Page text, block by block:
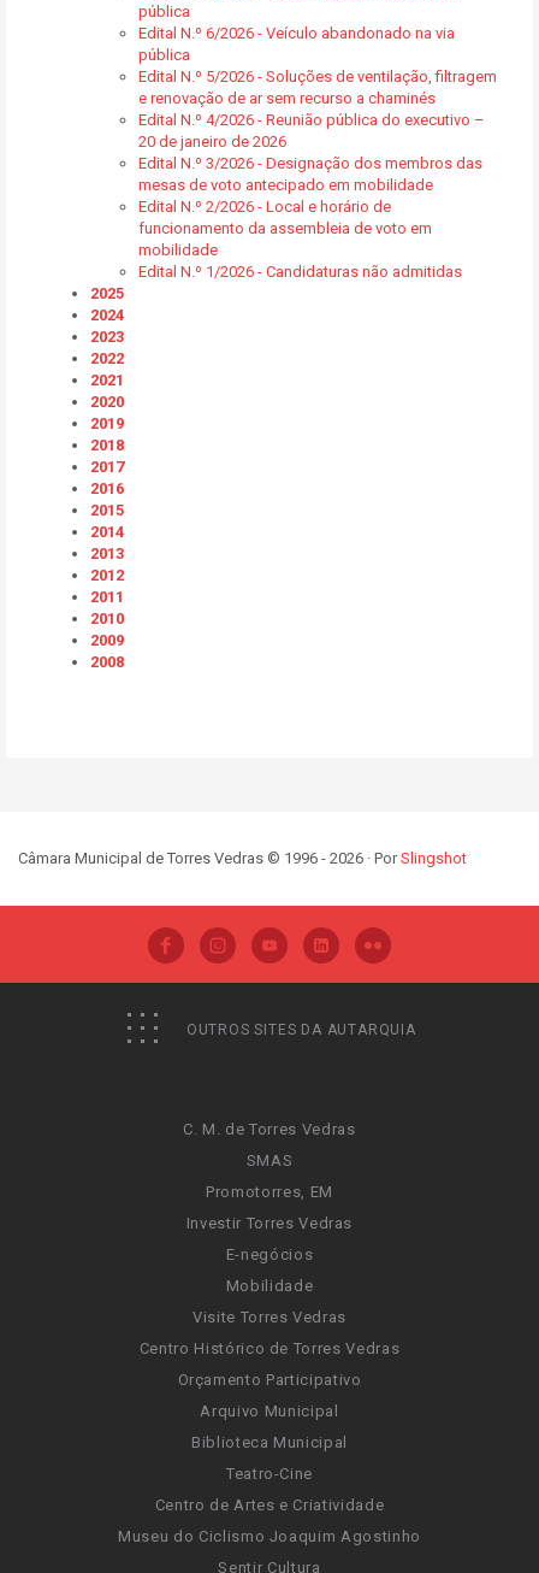
pública
Edital N.º 6/2026 - Veículo abandonado na via
pública
Edital N.º 5/2026 - Soluções de ventilação, filtragem
e renovação de ar sem recurso a chaminés
Edital N.º 4/2026 - Reunião pública do executivo –
20 de janeiro de 2026
Edital N.º 3/2026 - Designação dos membros das
mesas de voto antecipado em mobilidade
Edital N.º 2/2026 - Local e horário de
funcionamento da assembleia de voto em
mobilidade
Edital N.º 1/2026 - Candidaturas não admitidas
2025
2024
2023
2022
2021
2020
2019
2018
2017
2016
2015
2014
2013
2012
2011
2010
2009
2008
Câmara Municipal de Torres Vedras © 1996 - 2026 · PorSlingshot
OUTROS SITES DA AUTARQUIA
C. M. de Torres Vedras
SMAS
Promotorres, EM
Investir Torres Vedras
E-negócios
Mobilidade
Visite Torres Vedras
Centro Histórico de Torres Vedras
Orçamento Participativo
Arquivo Municipal
Biblioteca Municipal
Teatro-Cine
Centro de Artes e Criatividade
Museu do Ciclismo Joaquim Agostinho
Sentir Cultura